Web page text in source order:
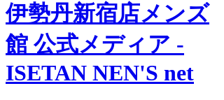
伊勢丹新宿店メンズ
館 公式メディア -
ISETAN NEN'S net